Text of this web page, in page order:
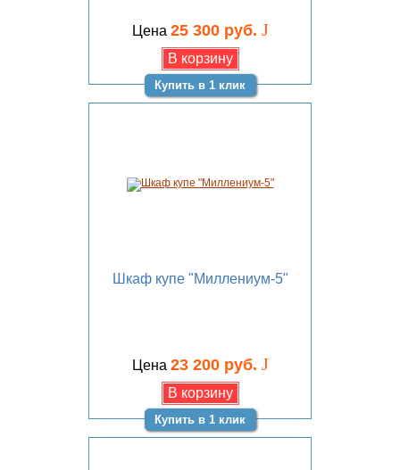
Цена 25 300 руб. J
Купить в 1 клик
Шкаф купе "Миллениум-5"
Цена 23 200 руб. J
Купить в 1 клик